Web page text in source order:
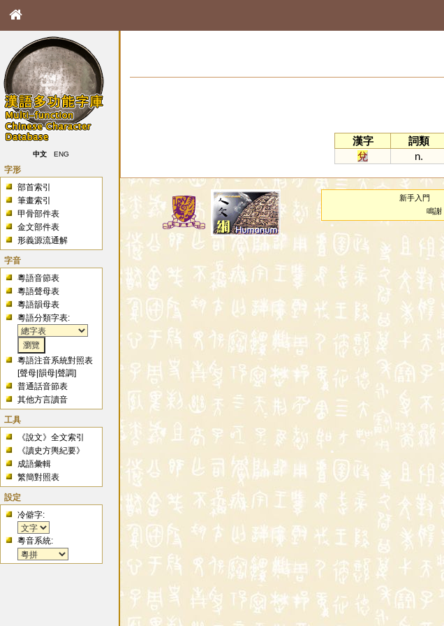
中文 ENG
字形
部首索引
筆畫索引
甲骨部件表
金文部件表
形義源流通解
字音
粵語音節表
粵語聲母表
粵語韻母表
粵語分類字表:
粵語注音系統對照表
[聲母 |韻母 |聲調]
普通話音節表
其他方言讀音
工具
《說文》全文索引
《讀史方輿紀要》
成語彙輯
繁簡對照表
設定
冷僻字:
粵音系統:
漢字
詞類
兌
n.
新手入門
鳴謝